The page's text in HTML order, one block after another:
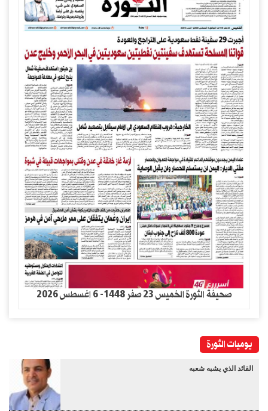
صحيفة الثورة الخميس 23 صفر 1448- 6 اغسطس 2026
يوميات الثورة
القائد الذي يشبه شعبه